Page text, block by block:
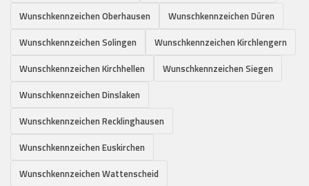
Wunschkennzeichen Oberhausen
Wunschkennzeichen Düren
Wunschkennzeichen Solingen
Wunschkennzeichen Kirchlengern
Wunschkennzeichen Kirchhellen
Wunschkennzeichen Siegen
Wunschkennzeichen Dinslaken
Wunschkennzeichen Recklinghausen
Wunschkennzeichen Euskirchen
Wunschkennzeichen Wattenscheid